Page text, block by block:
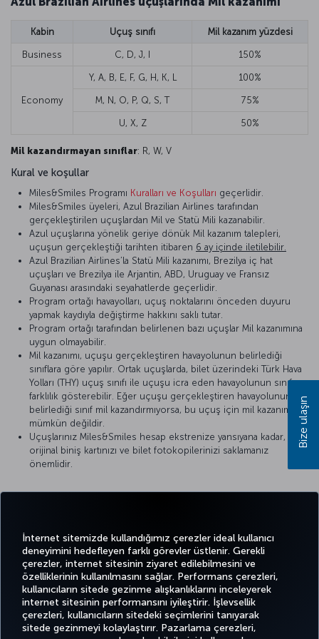
İnternet sitemizde kullandığımız çerezler ideal kullanıcı
deneyimini hedefleyen farklı görevler üstlenir. Gerekli
çerezler, internet sitesinin ziyaret edilebilmesini ve
özelliklerinin kullanılmasını sağlar. Performans çerezleri,
kullanıcıların sitede gezinme alışkanlıklarını inceleyerek
internet sitesinin performansını iyileştirir. İşlevsellik
çerezleri, kullanıcıların sitedeki seçimlerini tanıyarak
sitede gezinmeyi kolaylaştırır. Pazarlama çerezleri,
Kabin Uçuş sınıfı Mil kazanım yüzdesi
Business C, D, J, I 150%
Economy
Y, A, B, E, F, G, H, K, L 100%
M, N, O, P, Q, S, T 75%
U, X, Z 50%
Mil kazandırmayan sınıflar: R, W, V
Kural ve koşullar
Miles&Smiles Programı Kuralları ve Koşulları geçerlidir.
Miles&Smiles üyeleri, Azul Brazilian Airlines tarafından
gerçekleştirilen uçuşlardan Mil ve Statü Mili kazanabilir.
Azul uçuşlarına yönelik geriye dönük Mil kazanım talepleri,
uçuşun gerçekleştiği tarihten itibaren 6 ay içinde iletilebilir.
Azul Brazilian Airlines’la Statü Mili kazanımı, Brezilya iç hat
uçuşları ve Brezilya ile Arjantin, ABD, Uruguay ve Fransız
Guyanası arasındaki seyahatlerde geçerlidir.
Program ortağı havayolları, uçuş noktalarını önceden duyuru
yapmak kaydıyla değiştirme hakkını saklı tutar.
Program ortağı tarafından belirlenen bazı uçuşlar Mil kazanımına
uygun olmayabilir.
Mil kazanımı, uçuşu gerçekleştiren havayolunun belirlediği
sınıflara göre yapılır. Ortak uçuşlarda, bilet üzerindeki Türk Hava
Yolları (THY) uçuş sınıfı ile uçuşu icra eden havayolunun sınıfı
farklılık gösterebilir. Eğer uçuşu gerçekleştiren havayolunun
belirlediği sınıf mil kazandırmıyorsa, bu uçuş için mil kazanımı
mümkün değildir.
Uçuşlarınız Miles&Smiles hesap ekstrenize yansıyana kadar,
orijinal biniş kartınızı ve bilet fotokopilerinizi saklamanız
önemlidir.
TwitterFacebook
Instagram
YoutubeLinkedIn
TiktokBlogPinterest
BİLET
FIRSATLAR
Bize ulaşın